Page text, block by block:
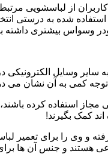
کاربران از لباسشویی
شده به درستی
وسواس بیشتری
وسایل الکترونیکی
کمی به آن نشان می
مجاز استفاده کرده
اند کمک بگیرند!
و وی را برای
هستند و جنس آن ها